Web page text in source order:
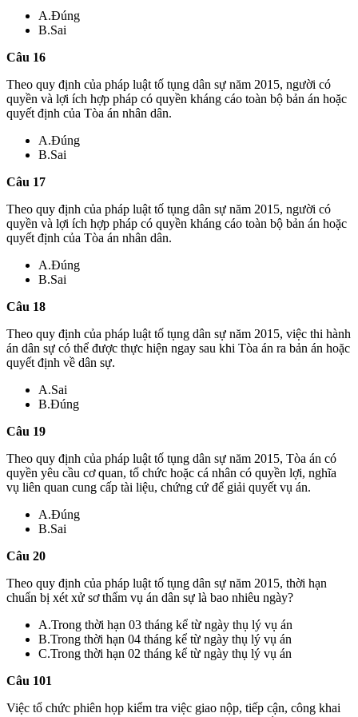
A.Đúng
B.Sai
Câu 16
Theo quy định của pháp luật tố tụng dân sự năm 2015, người có
quyền và lợi ích hợp pháp có quyền kháng cáo toàn bộ bản án hoặc
quyết định của Tòa án nhân dân.
A.Đúng
B.Sai
Câu 17
Theo quy định của pháp luật tố tụng dân sự năm 2015, người có
quyền và lợi ích hợp pháp có quyền kháng cáo toàn bộ bản án hoặc
quyết định của Tòa án nhân dân.
A.Đúng
B.Sai
Câu 18
Theo quy định của pháp luật tố tụng dân sự năm 2015, việc thi hành
án dân sự có thể được thực hiện ngay sau khi Tòa án ra bản án hoặc
quyết định về dân sự.
A.Sai
B.Đúng
Câu 19
Theo quy định của pháp luật tố tụng dân sự năm 2015, Tòa án có
quyền yêu cầu cơ quan, tổ chức hoặc cá nhân có quyền lợi, nghĩa
vụ liên quan cung cấp tài liệu, chứng cứ để giải quyết vụ án.
A.Đúng
B.Sai
Câu 20
Theo quy định của pháp luật tố tụng dân sự năm 2015, thời hạn
chuẩn bị xét xử sơ thẩm vụ án dân sự là bao nhiêu ngày?
A.Trong thời hạn 03 tháng kể từ ngày thụ lý vụ án
B.Trong thời hạn 04 tháng kể từ ngày thụ lý vụ án
C.Trong thời hạn 02 tháng kể từ ngày thụ lý vụ án
Câu 101
Việc tổ chức phiên họp kiểm tra việc giao nộp, tiếp cận, công khai